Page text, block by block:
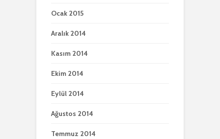
Ocak 2015
Aralık 2014
Kasım 2014
Ekim 2014
Eylül 2014
Ağustos 2014
Temmuz 2014